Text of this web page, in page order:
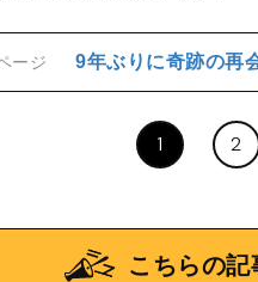
ージ 9年ぶりに奇跡の再
1 2
こちらの